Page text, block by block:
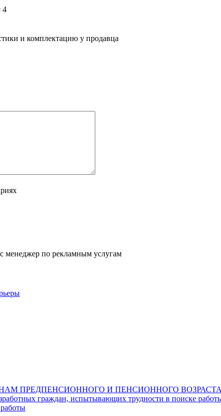
4
и комплектацию у продавца
менеджер по рекламным услугам
ПРЕДПЕНСИОННОГО И ПЕНСИОННОГО ВОЗРАСТА
граждан, испытывающих трудности в поиске